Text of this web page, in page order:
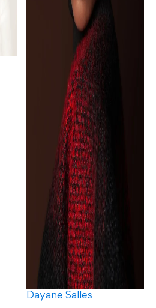
Dayane Salles